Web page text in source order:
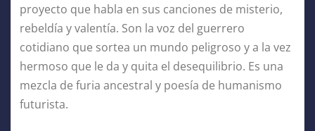
proyecto que habla en sus canciones de misterio,
rebeldía y valentía. Son la voz del guerrero
cotidiano que sortea un mundo peligroso y a la vez
hermoso que le da y quita el desequilibrio. Es una
mezcla de furia ancestral y poesía de humanismo
futurista.